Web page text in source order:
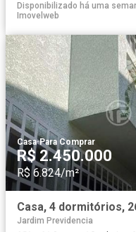
Disponibilizado há uma
Imovelweb
Casa·Para Comprar
R$ 2.450.000
R$ 6.824/m²
Casa, 4 dormitórios,
Jardim Previdencia